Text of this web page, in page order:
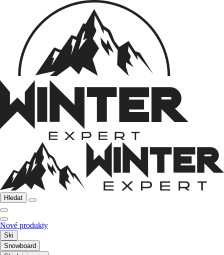
Hledat
Nové produkty
Ski
Snowboard